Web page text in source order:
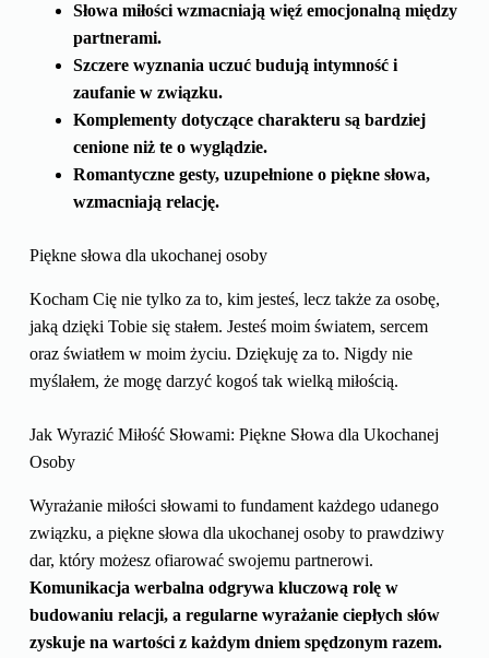
Słowa miłości wzmacniają więź emocjonalną między
partnerami.
Szczere wyznania uczuć budują intymność i
zaufanie w związku.
Komplementy dotyczące charakteru są bardziej
cenione niż te o wyglądzie.
Romantyczne gesty, uzupełnione o piękne słowa,
wzmacniają relację.
Piękne słowa dla ukochanej osoby
Kocham Cię nie tylko za to, kim jesteś, lecz także za osobę,
jaką dzięki Tobie się stałem. Jesteś moim światem, sercem
oraz światłem w moim życiu. Dziękuję za to. Nigdy nie
myślałem, że mogę darzyć kogoś tak wielką miłością.
Jak Wyrazić Miłość Słowami: Piękne Słowa dla Ukochanej
Osoby
Wyrażanie miłości słowami to fundament każdego udanego
związku, a piękne słowa dla ukochanej osoby to prawdziwy
dar, który możesz ofiarować swojemu partnerowi.
Komunikacja werbalna odgrywa kluczową rolę w
budowaniu relacji, a regularne wyrażanie ciepłych słów
zyskuje na wartości z każdym dniem spędzonym razem.